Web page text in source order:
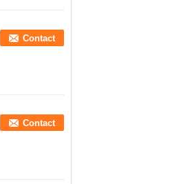
Contact
Contact